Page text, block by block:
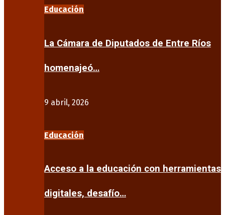
Educación
La Cámara de Diputados de Entre Ríos
homenajeó…
9 abril, 2026
Educación
Acceso a la educación con herramientas
digitales, desafío…